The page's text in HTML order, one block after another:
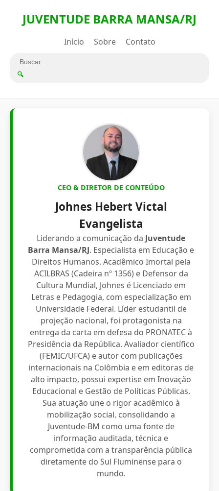
JUVENTUDE BARRA MANSA/RJ
Início Sobre Contato
🔍
CEO & DIRETOR DE CONTEÚDO
Johnes Hebert Victal
Evangelista
Liderando a comunicação da Juventude
Barra Mansa/RJ. Especialista em Educação e
Direitos Humanos. Acadêmico Imortal pela
ACILBRAS (Cadeira nº 1356) e Defensor da
Cultura Mundial, Johnes é Licenciado em
Letras e Pedagogia, com especialização em
Universidade Federal. Líder estudantil de
projeção nacional, foi protagonista na
entrega da carta em defesa do PRONATEC à
Presidência da República. Avaliador científico
(FEMIC/UFCA) e autor com publicações
internacionais na Colômbia e em editoras de
alto impacto, possui expertise em Inovação
Educacional e Gestão de Políticas Públicas.
Sua atuação une o rigor acadêmico à
mobilização social, consolidando a
Juventude-BM como uma fonte de
informação auditada, técnica e
comprometida com a transparência pública
diretamente do Sul Fluminense para o
mundo.